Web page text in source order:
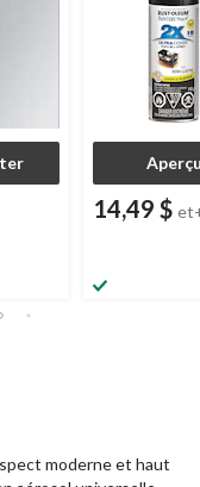
mi-lustré, 340
14,49 $
moderne et haut